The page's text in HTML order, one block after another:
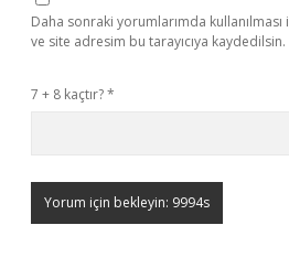
Daha sonraki yorumlarımda
ve site adresim bu tarayıcıya kaydedilsin.
7 + 8 kaçtır?*